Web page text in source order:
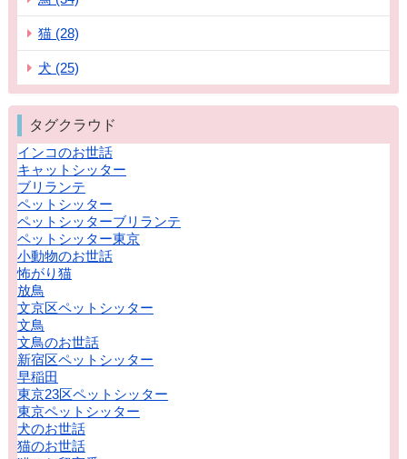
猫 (28)
犬 (25)
タグクラウド
インコのお世話
キャットシッター
ブリランテ
ペットシッター
ペットシッターブリランテ
ペットシッター東京
小動物のお世話
怖がり猫
放鳥
文京区ペットシッター
文鳥
文鳥のお世話
新宿区ペットシッター
早稲田
東京23区ペットシッター
東京ペットシッター
犬のお世話
猫のお世話